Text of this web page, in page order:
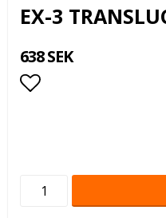
EX-3
638 SEK